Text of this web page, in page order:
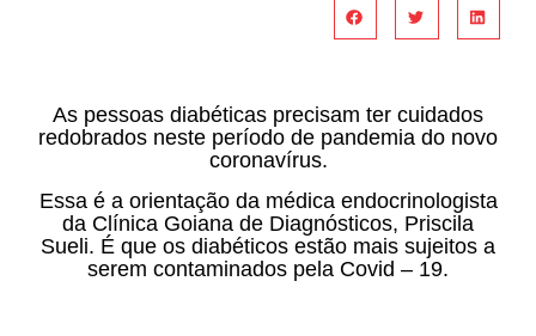
As pessoas diabéticas precisam ter cuidados
redobrados neste período de pandemia do novo
coronavírus.
Essa é a orientação da médica endocrinologista
da Clínica Goiana de Diagnósticos, Priscila
Sueli. É que os diabéticos estão mais sujeitos a
serem contaminados pela Covid – 19.